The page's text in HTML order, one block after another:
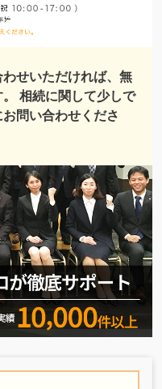
せいただければ、無
相続に関して少しで
問い合わせくださ